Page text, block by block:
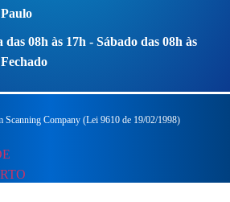
das 08h às 17h - Sábado das 08h às
Company (Lei 9610 de 19/02/1998)